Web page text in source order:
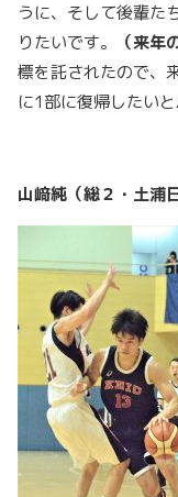
うに、そして後輩た
りたいです。
（来年
標を託されたので、
に1部に復帰したいと
山﨑純（総２・土浦